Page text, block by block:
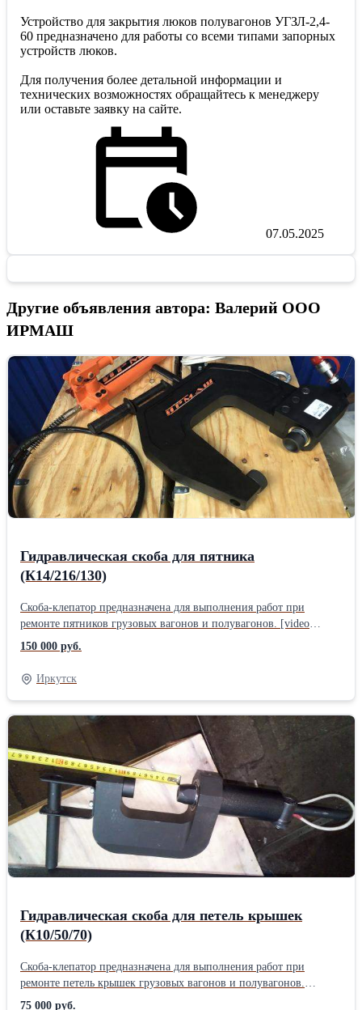
Устройство для закрытия люков полувагонов УГЗЛ-2,4-
60 предназначено для работы со всеми типами запорных
устройств люков.
Для получения более детальной информации и
технических возможностях обращайтесь к менеджеру
или оставьте заявку на сайте.
07.05.2025
Другие объявления автора: Валерий ООО
ИРМАШ
Гидравлическая скоба для пятника
(К14/216/130)
Скоба-клепатор предназначена для выполнения работ при
ремонте пятников грузовых вагонов и полувагонов. [video
width="1280" height="720" mp4="https://ir-mash.ru/wp-
content/uploads/skoba-gazel.mp4"][/video] Подробнее о
комплектации, оснащении и технических возможностях
уточняйте у менеджера или оставьте заявку на сайте.
150 000 руб.
Иркутск
Гидравлическая скоба для петель крышек
(К10/50/70)
Скоба-клепатор предназначена для выполнения работ при
ремонте петель крышек грузовых вагонов и полувагонов.
Подробнее о комплектации, оснащении и технических
75 000 руб.